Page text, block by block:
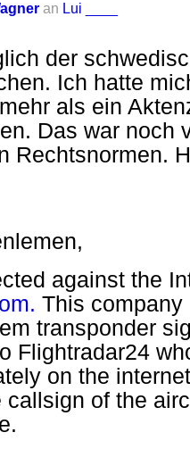
an Lui ____
der
Ich hatte
als ein
Das war noch
Rechtsnormen.
against the
This
transponder
Flightradar24
on the
of the